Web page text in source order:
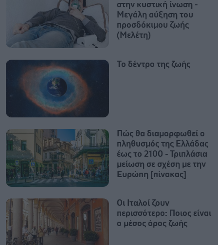
στην κυστική ίνωση -
Μεγάλη αύξηση του
προσδόκιμου ζωής
(Μελέτη)
Το δέντρο της ζωής
Πώς θα διαμορφωθεί ο
πληθυσμός της Ελλάδας
έως το 2100 - Τριπλάσια
μείωση σε σχέση με την
Ευρώπη [πίνακας]
Οι Ιταλοί ζουν
περισσότερο: Ποιος είναι
ο μέσος όρος ζωής